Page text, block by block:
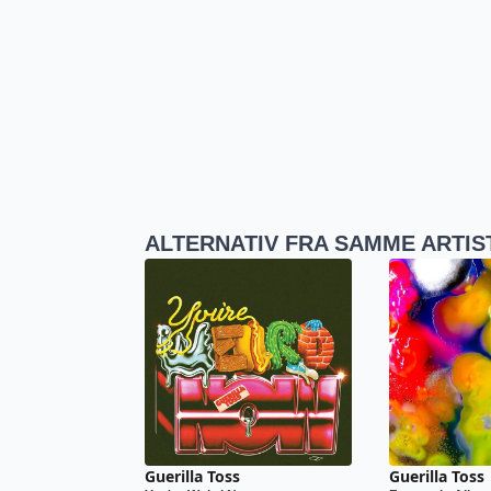
ALTERNATIV FRA SAMME
Guerilla Toss Guerilla Toss